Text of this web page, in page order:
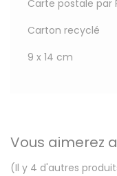
Carte postale par
Carton recyclé
9 x 14 cm
Vous aimerez
(Il y 4 d'autres